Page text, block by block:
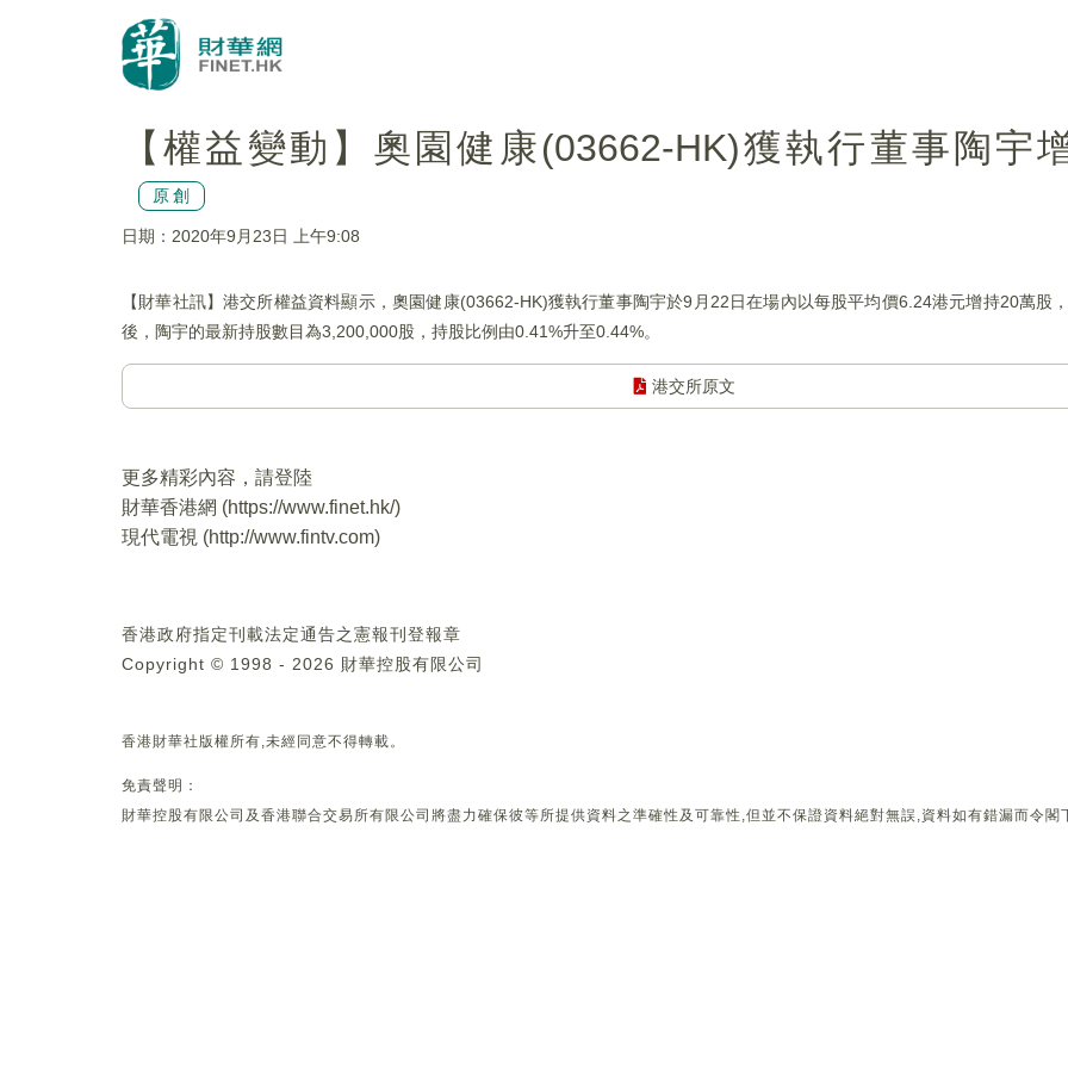
【權益變動】奧園健康(03662-HK)獲執行董事陶宇
原創
日期：2020年9月23日 上午9:08
【財華社訊】港交所權益資料顯示，奧園健康(03662-HK)獲執行董事陶宇於9月22日在場內以每股平均價6.24港元增持20萬股
後，陶宇的最新持股數目為3,200,000股，持股比例由0.41%升至0.44%。
港交所原文
更多精彩內容，請登陸
財華香港網 (https://www.finet.hk/)
現代電視 (http://www.fintv.com)
香港政府指定刊載法定通告之憲報刊登報章
Copyright © 1998 - 2026 財華控股有限公司
香港財華社版權所有,未經同意不得轉載。
免責聲明：
財華控股有限公司及香港聯合交易所有限公司將盡力確保彼等所提供資料之準確性及可靠性,但並不保證資料絕對無誤,資料如有錯漏而令閣